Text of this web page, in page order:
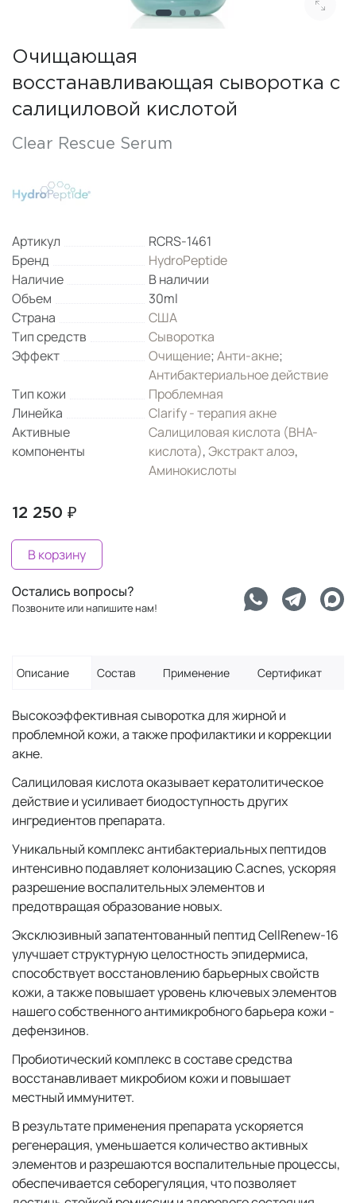
Очищающая
восстанавливающая сыворотка с
салициловой кислотой
Clear Rescue Serum
Артикул
RCRS-1461
Бренд
HydroPeptide
Наличие
В наличии
Объем
30ml
Страна
США
Тип средств
Сыворотка
Эффект
Очищение;Анти-акне;
Антибактериальное действие
Тип кожи
Проблемная
Линейка
Clarify - терапия акне
Активные
компоненты
Салициловая кислота (ВНА-
кислота),Экстракт алоэ,
Аминокислоты
12 250 ₽
В корзину
Остались вопросы?
Позвоните или напишите нам!
Описание Состав Применение Сертификат
Высокоэффективная сыворотка для жирной и
проблемной кожи, а также профилактики и коррекции
акне.
Салициловая кислота оказывает кератолитическое
действие и усиливает биодоступность других
ингредиентов препарата.
Уникальный комплекс антибактериальных пептидов
интенсивно подавляет колонизацию C.acnes, ускоряя
разрешение воспалительных элементов и
предотвращая образование новых.
Эксклюзивный запатентованный пептид CellRenew-16
улучшает структурную целостность эпидермиса,
способствует восстановлению барьерных свойств
кожи, а также повышает уровень ключевых элементов
нашего собственного антимикробного барьера кожи -
дефензинов.
Пробиотический комплекс в составе средства
восстанавливает микробиом кожи и повышает
местный иммунитет.
В результате применения препарата ускоряется
регенерация, уменьшается количество активных
элементов и разрешаются воспалительные процессы,
обеспечивается себорегуляция, что позволяет